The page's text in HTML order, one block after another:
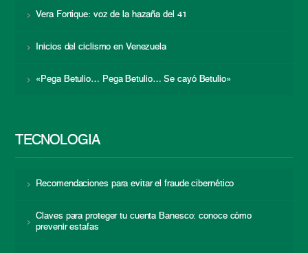
Vera Fortique: voz de la hazaña del 41
Inicios del ciclismo en Venezuela
«Pega Betulio… Pega Betulio… Se cayó Betulio»
TECNOLOGÍA
Recomendaciones para evitar el fraude cibernético
Claves para proteger tu cuenta Banesco: conoce cómo
prevenir estafas